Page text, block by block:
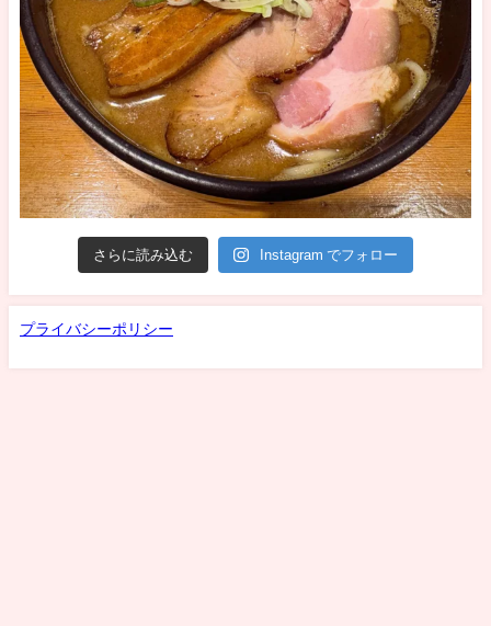
さらに読み込む Instagram でフォロー
プライバシーポリシー